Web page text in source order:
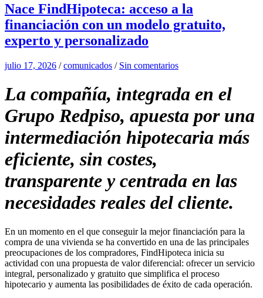
Nace FindHipoteca: acceso a la
financiación con un modelo gratuito,
experto y personalizado
julio 17, 2026 /comunicados / Sin comentarios
La compañía, integrada en el
Grupo Redpiso, apuesta por una
intermediación hipotecaria más
eficiente, sin costes,
transparente y centrada en las
necesidades reales del cliente.
En un momento en el que conseguir la mejor financiación para la
compra de una vivienda se ha convertido en una de las principales
preocupaciones de los compradores, FindHipoteca inicia su
actividad con una propuesta de valor diferencial: ofrecer un servicio
integral, personalizado y gratuito que simplifica el proceso
hipotecario y aumenta las posibilidades de éxito de cada operación.